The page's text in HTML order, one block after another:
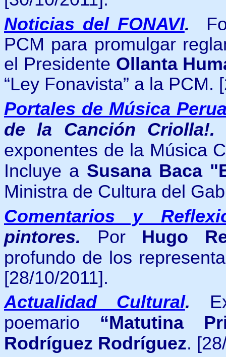
Noticias del FONAVI.
PCM para promulgar
el Presidente Ollanta
“Ley Fonavista” a la PCM.
Portales de Música
de la Canción Criolla!.
exponentes de la Música
Incluye a Susana Baca
Ministra de Cultura del
Comentarios y
pintores. Por Hugo
profundo de los
[28/10/2011].
Actualidad Cultural. E
poemario “Matutina
Rodríguez Rodríguez.